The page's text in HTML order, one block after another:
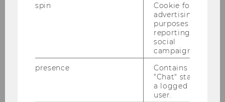
Dr. Wolfgang Briglauer
WU-Project Malsiner-Walli 19
Dr. Gertraud Malsiner-Walli
Univ. Prof. Dr. Sylvia Frühwirth-
spin
Cookie for
advertising
purposes and
reporting on
social
campaigns.
presence
Contains the
"Chat" status of
a logged in
user.